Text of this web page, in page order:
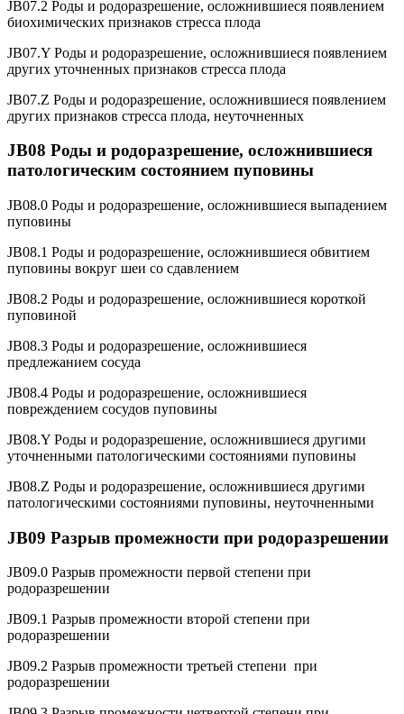
JB07.2 Роды и родоразрешение, осложнившиеся появлением
биохимических признаков стресса плода
JB07.Y Роды и родоразрешение, осложнившиеся появлением
других уточненных признаков стресса плода
JB07.Z Роды и родоразрешение, осложнившиеся появлением
других признаков стресса плода, неуточненных
JB08 Роды и родоразрешение, осложнившиеся
патологическим состоянием пуповины
JB08.0 Роды и родоразрешение, осложнившиеся выпадением
пуповины
JB08.1 Роды и родоразрешение, осложнившиеся обвитием
пуповины вокруг шеи со сдавлением
JB08.2 Роды и родоразрешение, осложнившиеся короткой
пуповиной
JB08.3 Роды и родоразрешение, осложнившиеся
предлежанием сосуда
JB08.4 Роды и родоразрешение, осложнившиеся
повреждением сосудов пуповины
JB08.Y Роды и родоразрешение, осложнившиеся другими
уточненными патологическими состояниями пуповины
JB08.Z Роды и родоразрешение, осложнившиеся другими
патологическими состояниями пуповины, неуточненными
JB09 Разрыв промежности при родоразрешении
JB09.0 Разрыв промежности первой степени при
родоразрешении
JB09.1 Разрыв промежности второй степени при
родоразрешении
JB09.2 Разрыв промежности третьей степени при
родоразрешении